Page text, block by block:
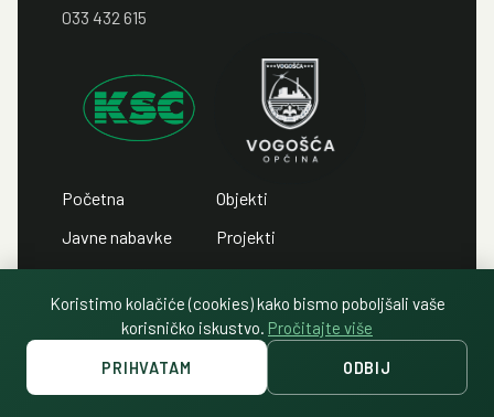
033 432 615
Početna
Javne nabavke
Javni pozivi
Javni oglasi
Objekti
Projekti
Kontakt
Politika privatnosti
Koristimo kolačiće (cookies) kako bismo poboljšali vaše
korisničko iskustvo. Pročitajte više
PRIHVATAM ODBIJ